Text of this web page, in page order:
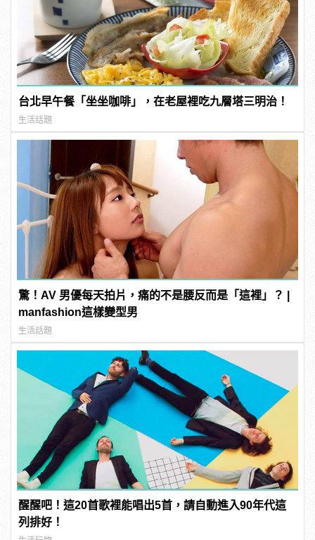
台北早午餐「坐坐咖啡」，在老屋裡吃九層塔三明治！
生活話題
驚！AV 男優每天拍片，痛的不是腰反而是「這裡」？ |
manfashion這樣變型男
生活話題
醒醒吧！這20首歌裡能唱出5首，請自動進入90年代這
列排好！